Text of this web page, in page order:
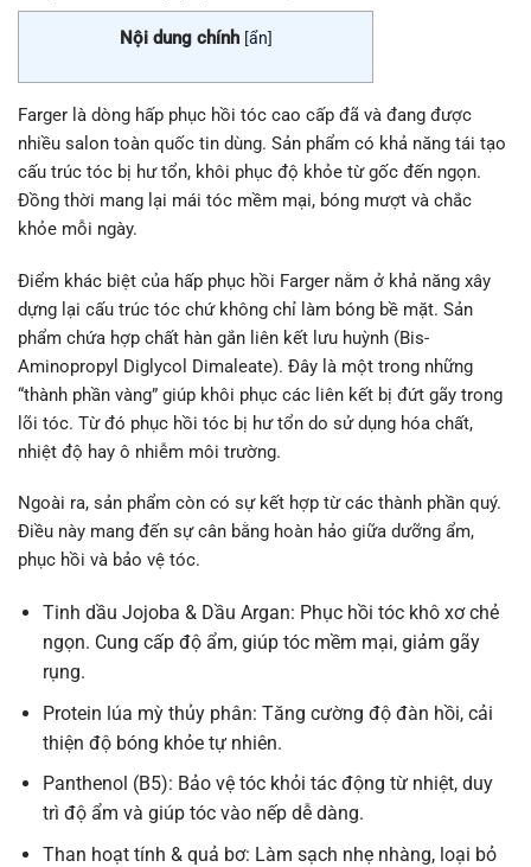
Nội dung chính [ẩn]
Farger là dòng hấp phục hồi tóc cao cấp đã và đang được
nhiều salon toàn quốc tin dùng. Sản phẩm có khả năng tái tạo
cấu trúc tóc bị hư tổn, khôi phục độ khỏe từ gốc đến ngọn.
Đồng thời mang lại mái tóc mềm mại, bóng mượt và chắc
khỏe mỗi ngày.
Điểm khác biệt của hấp phục hồi Farger nằm ở khả năng xây
dựng lại cấu trúc tóc chứ không chỉ làm bóng bề mặt. Sản
phẩm chứa hợp chất hàn gắn liên kết lưu huỳnh (Bis-
Aminopropyl Diglycol Dimaleate). Đây là một trong những
“thành phần vàng” giúp khôi phục các liên kết bị đứt gãy trong
lõi tóc. Từ đó phục hồi tóc bị hư tổn do sử dụng hóa chất,
nhiệt độ hay ô nhiễm môi trường.
Ngoài ra, sản phẩm còn có sự kết hợp từ các thành phần quý.
Điều này mang đến sự cân bằng hoàn hảo giữa dưỡng ẩm,
phục hồi và bảo vệ tóc.
Tinh dầu Jojoba & Dầu Argan: Phục hồi tóc khô xơ chẻ
ngọn. Cung cấp độ ẩm, giúp tóc mềm mại, giảm gãy
rụng.
Protein lúa mỳ thủy phân: Tăng cường độ đàn hồi, cải
thiện độ bóng khỏe tự nhiên.
Panthenol (B5): Bảo vệ tóc khỏi tác động từ nhiệt, duy
trì độ ẩm và giúp tóc vào nếp dễ dàng.
Than hoạt tính & quả bơ: Làm sạch nhẹ nhàng, loại bỏ